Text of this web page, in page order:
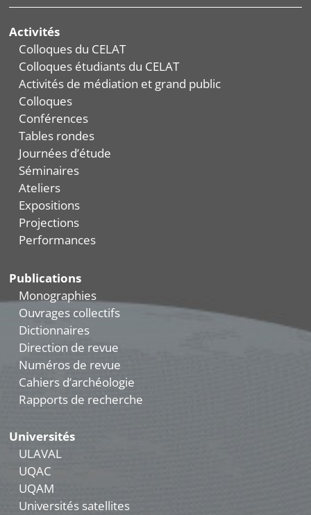
Activités
Colloques du CELAT
Colloques étudiants du CELAT
Activités de médiation et grand public
Colloques
Conférences
Tables rondes
Journées d’étude
Séminaires
Ateliers
Expositions
Projections
Performances
Publications
Monographies
Ouvrages collectifs
Dictionnaires
Direction de revue
Numéros de revue
Cahiers d’archéologie
Rapports de recherche
Universités
ULAVAL
UQAC
UQAM
Universités satellites